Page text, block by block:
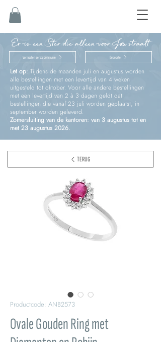
Er is een Ster die alleen voor Jou straalt
Vormsel en eerste communie Geboorte
Let op: Tijdens de maanden juli en augustus worden
alle bestellingen met een levertijd van 4 weken
uitgesteld tot oktober. Voor alle andere bestellingen
met een levertijd van 2 à 3 dagen geldt dat
bestellingen die vanaf 23 juli worden geplaatst, in
september worden geleverd.
Zomersluiting van de kantoren: van 3 augustus tot en
met 23 augustus 2026.
Productcode: ANB2573
Ovale Gouden Ring met
TERUG